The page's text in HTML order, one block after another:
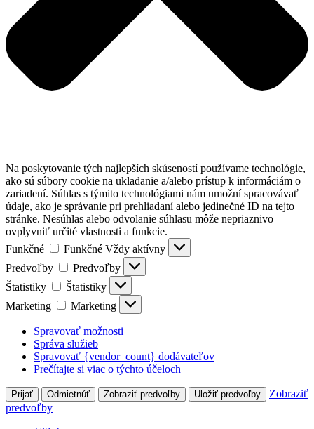
Na poskytovanie tých najlepších skúseností používame technológie,
ako sú súbory cookie na ukladanie a/alebo prístup k informáciám o
zariadení. Súhlas s týmito technológiami nám umožní spracovávať
údaje, ako je správanie pri prehliadaní alebo jedinečné ID na tejto
stránke. Nesúhlas alebo odvolanie súhlasu môže nepriaznivo
ovplyvniť určité vlastnosti a funkcie.
Funkčné
Funkčné Vždy aktívny
Predvoľby
Predvoľby
Štatistiky
Štatistiky
Marketing
Marketing
Spravovať možnosti
Správa služieb
Spravovať {vendor_count} dodávateľov
Prečítajte si viac o týchto účeloch
Prijať Odmietnúť Zobraziť predvoľby Uložiť predvoľby
Zobraziť
predvoľby